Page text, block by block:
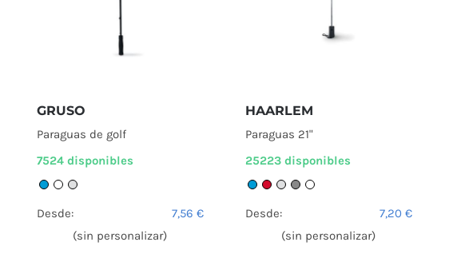
GRUSO
Paraguas de golf
7524 disponibles
Desde: 7,56 €
(sin personalizar)
HAARLEM
Paraguas 21"
25223 disponibles
Desde: 7,20 €
(sin personalizar)